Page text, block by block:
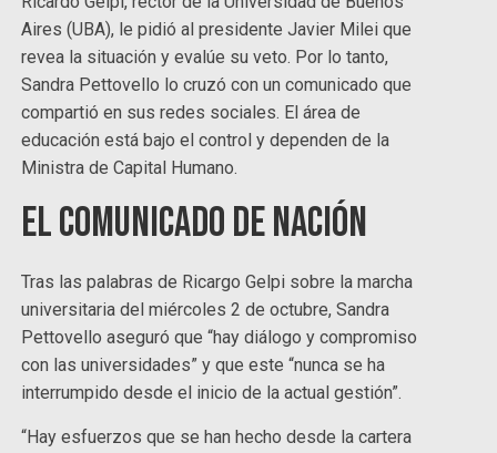
Aires (UBA), le pidió al presidente Javier Milei que
revea la situación y evalúe su veto. Por lo tanto,
Sandra Pettovello lo cruzó con un comunicado que
compartió en sus redes sociales. El área de
educación está bajo el control y dependen de la
Ministra de Capital Humano.
El comunicado de Nación
Tras las palabras de Ricargo Gelpi sobre la marcha
universitaria del miércoles 2 de octubre, Sandra
Pettovello aseguró que “hay diálogo y compromiso
con las universidades” y que este “nunca se ha
interrumpido desde el inicio de la actual gestión”.
“Hay esfuerzos que se han hecho desde la cartera